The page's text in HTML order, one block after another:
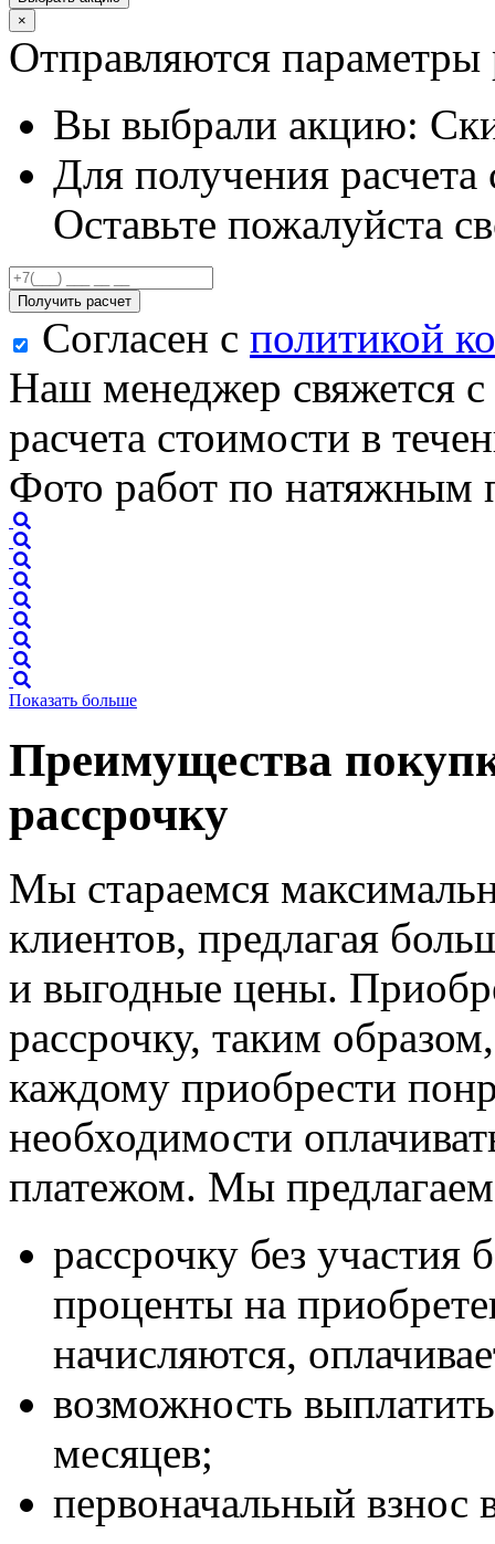
×
Отправляются параметры
Вы выбрали акцию:
Для получения
Оставьте пожалуйста
Получить расчет
Согласен с политикой
Наш менеджер свяжется
расчета стоимости в
Фото работ по натяжным
Показать больше
Преимущества
рассрочку
Мы стараемся
клиентов, предлагая
и выгодные цены.
рассрочку, таким
каждому приобрести
необходимости
платежом. Мы
рассрочку без участия
проценты на
начисляются,
возможность
месяцев;
первоначальный взнос